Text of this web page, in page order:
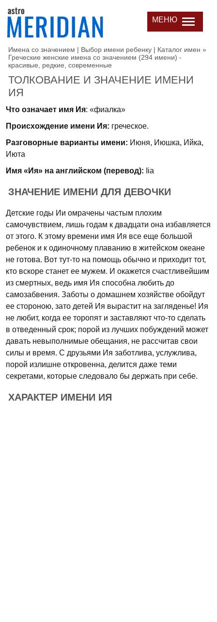
МЕНЮ
Имена со значением | Выбор имени ребенку | Каталог имен »
Греческие женские имена со значением (294 имени) -
красивые, редкие, современные
ТОЛКОВАНИЕ И ЗНАЧЕНИЕ ИМЕНИ
ИЯ
Что означает имя Ия: «фиалка»
Происхождение имени Ия: греческое.
Разговорные варианты имени: Июня, Июшка, Ийка,
Июта
Имя «Ия» на английском (перевод): Iia
ЗНАЧЕНИЕ ИМЕНИ ДЛЯ ДЕВОЧКИ
Детские годы Ии омрачены частым плохим
самочувствием, лишь годам к двадцати она избавляется
от этого. К этому времени имя Ия все еще большой
ребенок и к одиночному плаванию в житейском океане
не готова. Вот тут-то на помощь обычно и приходит тот,
кто вскоре станет ее мужем. И окажется счастливейшим
из смертных, ведь имя Ия способна любить до
самозабвения. Заботы о домашнем хозяйстве обойдут
ее стороною, зато детей Ия вырастит на загляденье! Ия
не любит, когда ее торопят и заставляют что-то сделать
в отведенный срок; порой из лучших побуждений может
давать невыполнимые обещания, не рассчитав свои
силы и время. С друзьями Ия заботлива, услужлива,
порой излишне откровенна, делится даже теми
секретами, которые следовало бы держать при себе.
ХАРАКТЕР ИМЕНИ ИЯ